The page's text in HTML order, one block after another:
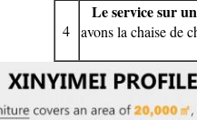
4
Le service sur
avons la chaise de